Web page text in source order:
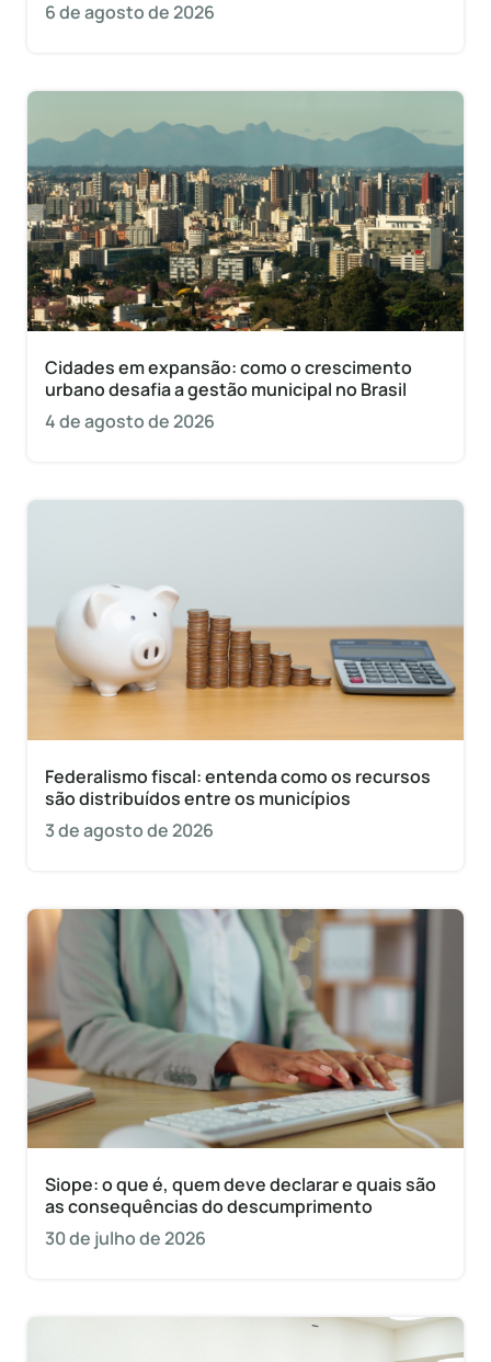
6 de agosto de 2026
Cidades em expansão: como o crescimento
urbano desafia a gestão municipal no Brasil
4 de agosto de 2026
Federalismo fiscal: entenda como os recursos
são distribuídos entre os municípios
3 de agosto de 2026
Siope: o que é, quem deve declarar e quais são
as consequências do descumprimento
30 de julho de 2026